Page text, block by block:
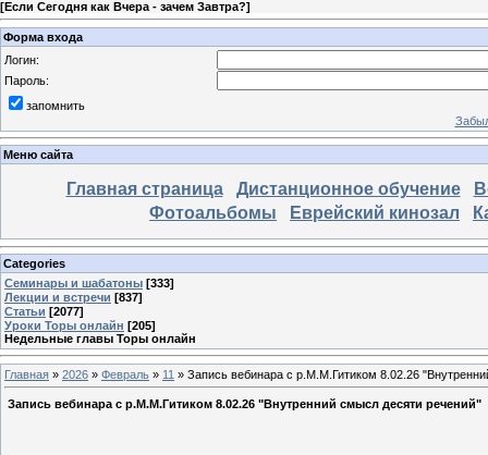
[Если Сегодня как Вчера - зачем Завтра?]
Форма входа
Логин:
Пароль:
запомнить
Меню сайта
Главная страница Дистанционное обучение
Фотоальбомы
Еврейский кинозал
Categories
Семинары и шабатоны [333]
Лекции и встречи [837]
Статьи [2077]
Уроки Торы онлайн [205]
Недельные главы Торы онлайн
Главная » 2026 » Февраль » 11 » Запись вебинара с р.М.М.Гитиком 8.02.26
Запись вебинара с р.М.М.Гитиком 8.02.26 "Внутренний смысл десяти речений"